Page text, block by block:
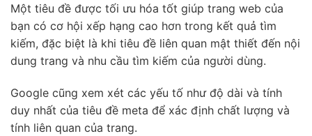
Một tiêu đề được tối ưu hóa tốt giúp trang web của
bạn có cơ hội xếp hạng cao hơn trong kết quả tìm
kiếm, đặc biệt là khi tiêu đề liên quan mật thiết đến nội
dung trang và nhu cầu tìm kiếm của người dùng.
Google cũng xem xét các yếu tố như độ dài và tính
duy nhất của tiêu đề meta để xác định chất lượng và
tính liên quan của trang.